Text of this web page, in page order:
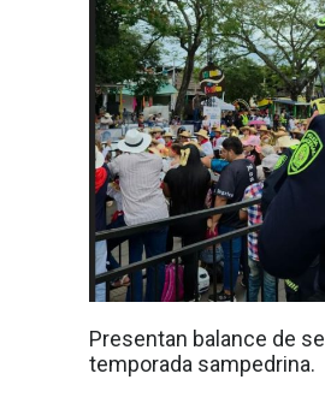
Presentan balance de
temporada sampedrina.